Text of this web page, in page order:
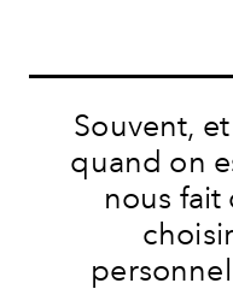
Souvent,
quand on
nous fait